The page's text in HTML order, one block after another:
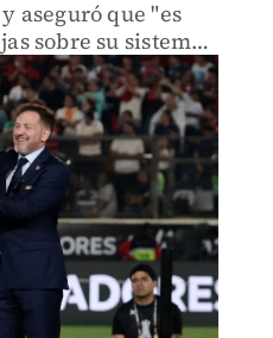
aseguró que "es
sobre su sistema
2026